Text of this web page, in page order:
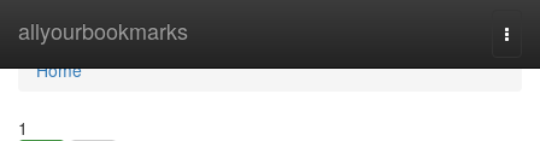
allyourbookmarks
Home
Home
1